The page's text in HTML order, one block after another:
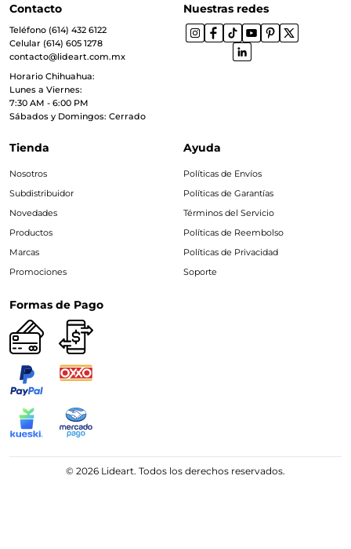
Contacto
Teléfono (614) 432 6122
Celular (614) 605 1278
contacto@lideart.com.mx
Horario Chihuahua:
Lunes a Viernes:
7:30 AM - 6:00 PM
Sábados y Domingos: Cerrado
Nuestras redes
Tienda
Nosotros
Subdistribuidor
Novedades
Productos
Marcas
Promociones
Ayuda
Políticas de Envíos
Políticas de Garantías
Términos del Servicio
Políticas de Reembolso
Políticas de Privacidad
Soporte
Formas de Pago
© 2026 Lideart. Todos los derechos reservados.